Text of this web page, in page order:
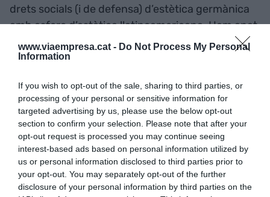
www.viaempresa.cat - Do Not Process My Personal
Information
If you wish to opt-out of the sale, sharing to third parties, or
processing of your personal or sensitive information for
targeted advertising by us, please use the below opt-out
section to confirm your selection. Please note that after your
opt-out request is processed you may continue seeing
interest-based ads based on personal information utilized by
us or personal information disclosed to third parties prior to
your opt-out. You may separately opt-out of the further
disclosure of your personal information by third parties on the
drets socials (i de defensa) d’estètica germànica
amb esforç d’estètica llatinoamericana. Hem anat
prometent a Europa que milloraríem, però no ha
estat el cas. Alguns economistes auguren dues
com fins ara, sinó econòmiques -països ben
governats versus països mal governats-. I si
Espanya vol treure pit i no reconèixer que és un
país de segona, s’hauran de fer retallades
pressupostàries. I reformes a fons. Mirin qui paga
la festa a la Unió Europea.